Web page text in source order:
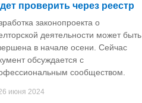
проверить через реестр
законопроекта о
деятельности может быть
в начале осени. Сейчас
обсуждается с
сообществом.
июня 2024